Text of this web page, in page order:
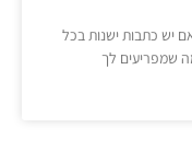
יש כתבות ישנות בכל
שמפריעים לך